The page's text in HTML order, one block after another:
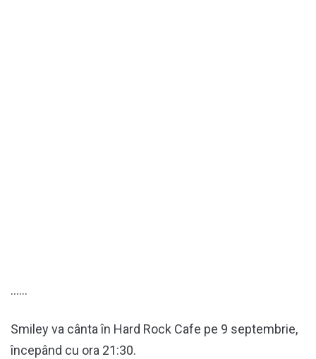
……
Smiley va cânta în Hard Rock Cafe pe 9 septembrie,
începând cu ora 21:30.